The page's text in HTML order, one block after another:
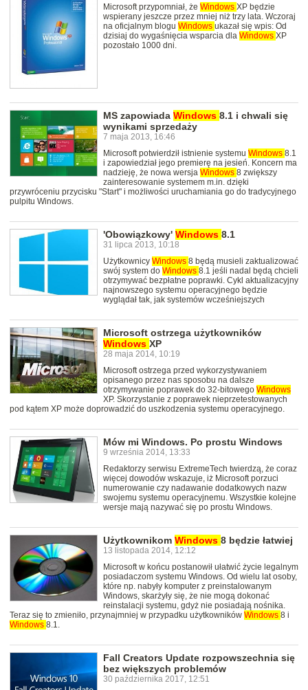
Microsoft przypomniał, że Windows XP będzie
wspierany jeszcze przez mniej niż trzy lata. Wczoraj
na oficjalnym blogu Windows ukazał się wpis: Od
dzisiaj do wygaśnięcia wsparcia dla Windows XP
pozostało 1000 dni.
MS zapowiada Windows 8.1 i chwali się
wynikami sprzedaży
7 maja 2013, 16:46
Microsoft potwierdził istnienie systemu Windows 8.1
i zapowiedział jego premierę na jesień. Koncern ma
nadzieję, że nowa wersja Windows 8 zwiększy
zainteresowanie systemem m.in. dzięki
przywróceniu przycisku "Start" i możliwości uruchamiania go do tradycyjnego
pulpitu Windows.
'Obowiązkowy' Windows 8.1
31 lipca 2013, 10:18
Użytkownicy Windows 8 będą musieli zaktualizować
swój system do Windows 8.1 jeśli nadal będą chcieli
otrzymywać bezpłatne poprawki. Cykl aktualizacyjny
najnowszego systemu operacyjnego będzie
wyglądał tak, jak systemów wcześniejszych
Microsoft ostrzega użytkowników
Windows XP
28 maja 2014, 10:19
Microsoft ostrzega przed wykorzystywaniem
opisanego przez nas sposobu na dalsze
otrzymywanie poprawek do 32-bitowego Windows
XP. Skorzystanie z poprawek nieprzetestowanych
pod kątem XP może doprowadzić do uszkodzenia systemu operacyjnego.
Mów mi Windows. Po prostu Windows
9 września 2014, 13:33
Redaktorzy serwisu ExtremeTech twierdzą, że coraz
więcej dowodów wskazuje, iż Microsoft porzuci
numerowanie czy nadawanie dodatkowych nazw
swojemu systemu operacyjnemu. Wszystkie kolejne
wersje mają nazywać się po prostu Windows.
Użytkownikom Windows 8 będzie łatwiej
13 listopada 2014, 12:12
Microsoft w końcu postanowił ułatwić życie legalnym
posiadaczom systemu Windows. Od wielu lat osoby,
które np. nabyły komputer z preinstalowanym
Windows, skarżyły się, że nie mogą dokonać
reinstalacji systemu, gdyż nie posiadają nośnika.
Teraz się to zmieniło, przynajmniej w przypadku użytkowników Windows 8 i
Windows 8.1.
Fall Creators Update rozpowszechnia się
bez większych problemów
30 października 2017, 12:51